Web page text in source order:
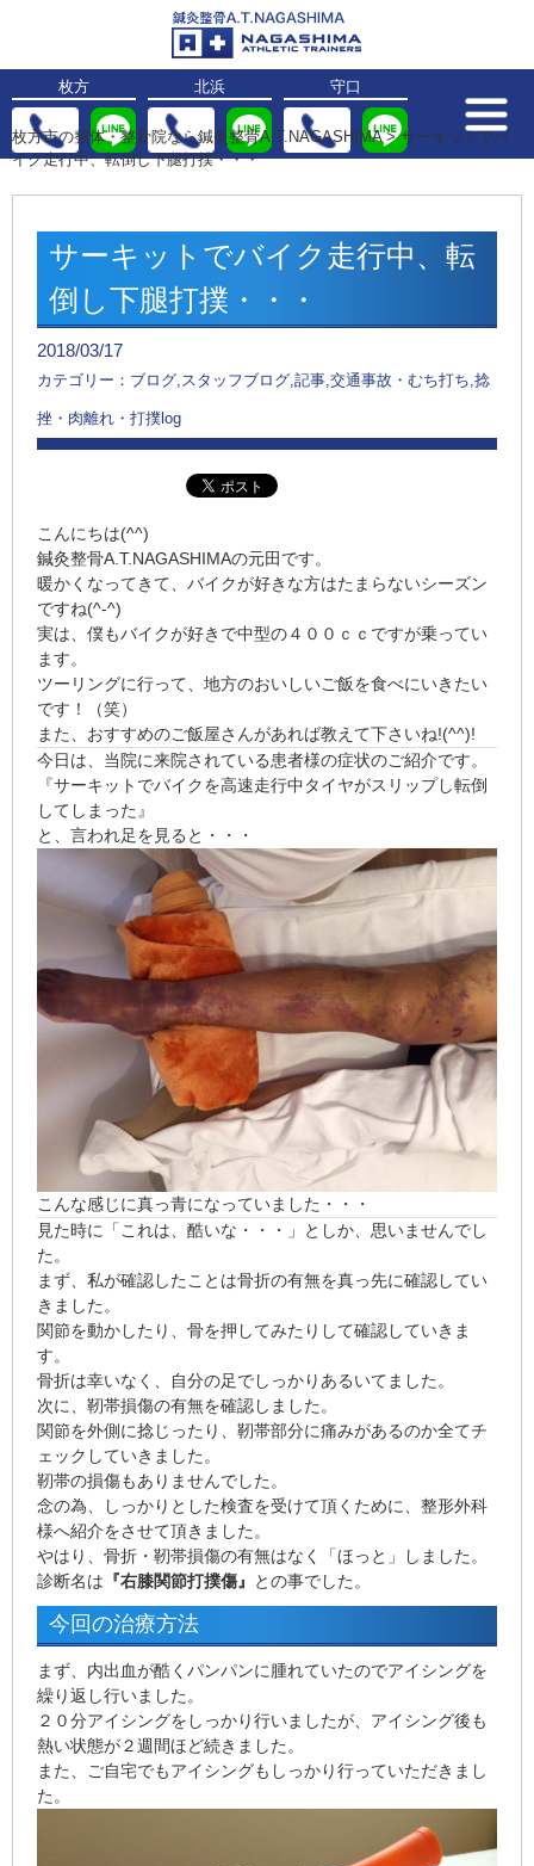
枚方 北浜 守口
枚方市の整体・整骨院なら鍼灸整骨A.T.NAGASHIMA>サーキットでバ
イク走行中、転倒し下腿打撲・・・
サーキットでバイク走行中、転
倒し下腿打撲・・・
2018/03/17
カテゴリー：ブログ,スタッフブログ,記事,交通事故・むち打ち,捻
挫・肉離れ・打撲log
こんにちは(^^)
鍼灸整骨A.T.NAGASHIMAの元田です。
暖かくなってきて、バイクが好きな方はたまらないシーズン
ですね(^-^)
実は、僕もバイクが好きで中型の４００ｃｃですが乗ってい
ます。
ツーリングに行って、地方のおいしいご飯を食べにいきたい
です！（笑）
また、おすすめのご飯屋さんがあれば教えて下さいね!(^^)!
今日は、当院に来院されている患者様の症状のご紹介です。
『サーキットでバイクを高速走行中タイヤがスリップし転倒
してしまった』
と、言われ足を見ると・・・
こんな感じに真っ青になっていました・・・
見た時に「 これは、酷いな・・・
」としか、思いませんでし
た。
まず、私が確認したことは骨折の有無を真っ先に確認してい
きました。
関節を動かしたり
骨を押してみたり して確認していきま
す。
骨折は幸いなく、自分の足でしっかりあるいてました。
次に、 靭帯損傷の有無を確認しました 。
関節を外側に捻じったり、靭帯部分に痛みがあるのか全てチ
ェックしていきました。
靭帯の損傷もありませんでした。
念の為、しっかりとした検査を受けて頂くために、整形外科
様へ紹介をさせて頂きました。
やはり、骨折・靭帯損傷の有無はなく「ほっと」しました。
診断名は 『右膝関節打撲傷』 との事でした。
今回の治療方法
まず、内出血が酷くパンパンに腫れていたのでアイシングを
繰り返し行いました。
２０分アイシングをしっかり行いましたが、アイシング後も
熱い状態が２週間ほど続きました。
また、ご自宅でもアイシングもしっかり行っていただきまし
た。